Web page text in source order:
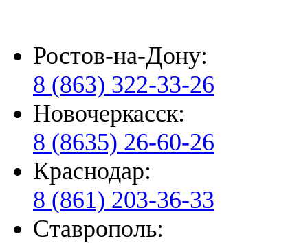
Ростов-на-Дону:
8 (863) 322-33-26
Новочеркасск:
8 (8635) 26-60-26
Краснодар:
8 (861) 203-36-33
Ставрополь: